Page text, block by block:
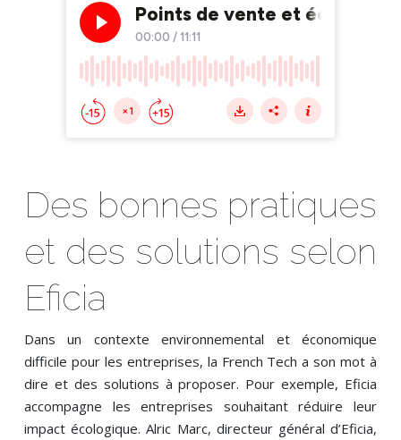
Des bonnes pratiques
et des solutions selon
Eficia
Dans un contexte environnemental et économique
difficile pour les entreprises, la French Tech a son mot à
dire et des solutions à proposer. Pour exemple, Eficia
accompagne les entreprises souhaitant réduire leur
impact écologique. Alric Marc, directeur général d’Eficia,